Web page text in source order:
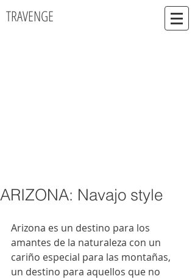
TRAVENGE
ARIZONA: Navajo style
Arizona es un destino para los
amantes de la naturaleza con un
cariño especial para las montañas,
un destino para aquellos que no